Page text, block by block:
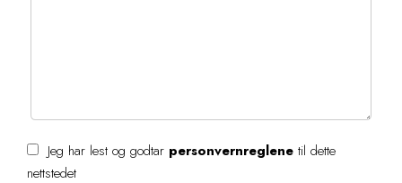
Jeg har lest og godtar personvernreglene til dette
nettstedet